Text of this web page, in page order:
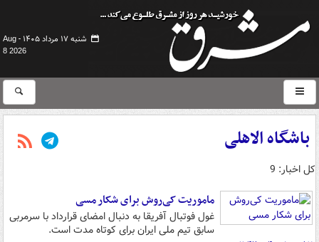
شنبه ۱۷ مرداد ۱۴۰۵ -
Aug
8 2026
باشگاه الاهلی
کل اخبار: 9
ماموریت کی‌روش برای شکار مسی
غول فوتبال آفریقا به دنبال امضای قرارداد با سرمربی
سابق تیم ملی ایران برای کوتاه مدت است.